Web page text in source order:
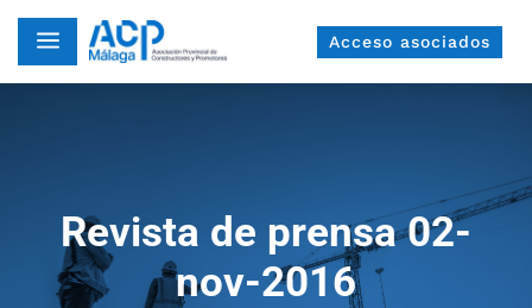
a Acceso asociados
Revista de prensa 02-
nov-2016